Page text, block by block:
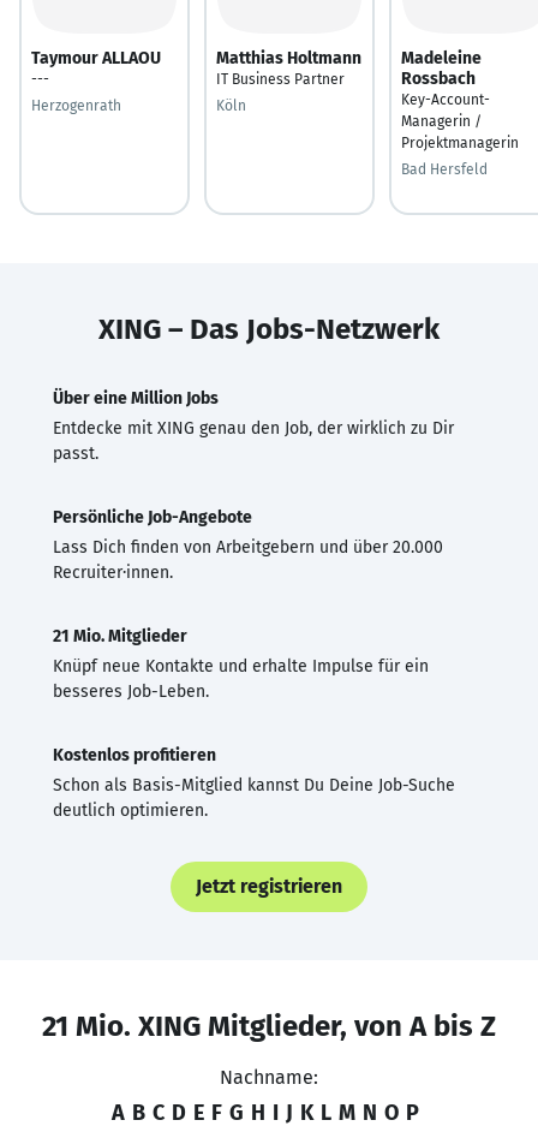
Taymour ALLAOU
---
Herzogenrath
Matthias Holtmann
IT Business Partner
Köln
Madeleine
Rossbach
Key-Account-
Managerin /
Projektmanagerin
Bad Hersfeld
XING – Das Jobs-Netzwerk
Über eine Million Jobs
Entdecke mit XING genau den Job, der wirklich zu Dir
passt.
Persönliche Job-Angebote
Lass Dich finden von Arbeitgebern und über 20.000
Recruiter·innen.
21 Mio. Mitglieder
Knüpf neue Kontakte und erhalte Impulse für ein
besseres Job-Leben.
Kostenlos profitieren
Schon als Basis-Mitglied kannst Du Deine Job-Suche
deutlich optimieren.
Jetzt registrieren
21 Mio. XING Mitglieder, von A bis Z
Nachname:
A B C D E F G H I J K L M N O P